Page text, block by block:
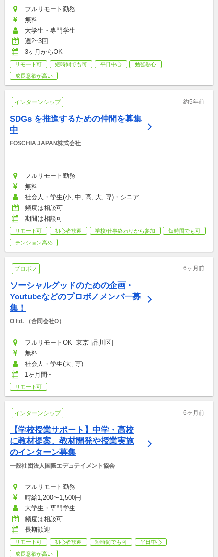
フルリモート勤務
無料
大学生・専門学生
週2~3回
3ヶ月からOK
リモート可 短時間でも可 平日中心
勉強熱心
成長意欲が高い
インターンシップ 約5年前
SDGs を推進するための仲間を募集
中
FOSCHIA JAPAN株式会社
フルリモート勤務
無料
社会人・学生(小, 中, 高, 大, 専)・シニア
頻度は相談可
期間は相談可
リモート可 初心者歓迎 学校/仕事終わりから参加
短時間でも可
テンション高め
プロボノ 6ヶ月前
ソーシャルグッドのための企画・
Youtubeなどのプロボノメンバー募
集！
O ltd. （合同会社O）
フルリモートOK, 東京 [品川区]
無料
社会人・学生(大, 専)
1ヶ月間~
リモート可
インターンシップ 6ヶ月前
【学校授業サポート】中学・高校
に教材提案、教材開発や授業実施
のインターン募集
一般社団法人国際エデュテイメント協会
フルリモート勤務
時給1,200〜1,500円
大学生・専門学生
頻度は相談可
長期歓迎
リモート可 初心者歓迎 短時間でも可
平日中心
成長意欲が高い